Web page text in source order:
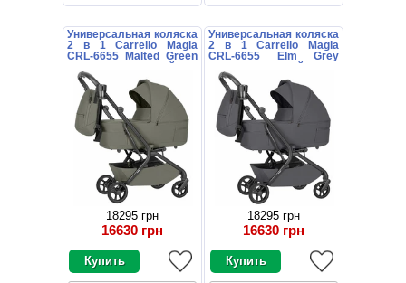
Универсальная коляска
2 в 1 Carrello Magia
CRL-6655 Malted Green
зеленая с сумочкой
18295 грн
16630 грн
Универсальная коляска
2 в 1 Carrello Magia
CRL-6655 Elm Grey
серая с сумочкой
18295 грн
16630 грн